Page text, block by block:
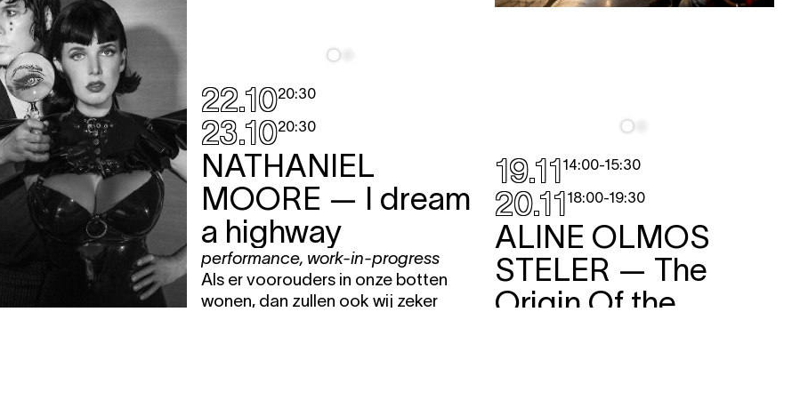
22.1020:30
23.1020:30
NATHANIEL
MOORE — I dream
a highway
performance, work-in-progress
Als er voorouders in onze botten
wonen, dan zullen ook wij zeker
19.1114:00-15:30
20.1118:00-19:30
ALINE OLMOS
STELER — The
Origin Of the